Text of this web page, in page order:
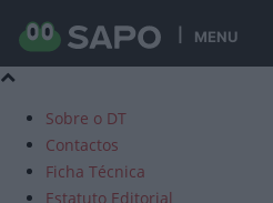
MENU
Sobre o DT
Contactos
Ficha Técnica
Estatuto Editorial